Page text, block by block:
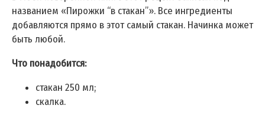
названием «Пирожки “в стакан”». Все ингредиенты
добавляются прямо в этот самый стакан. Начинка может
быть любой.
Что понадобится:
стакан 250 мл;
скалка.